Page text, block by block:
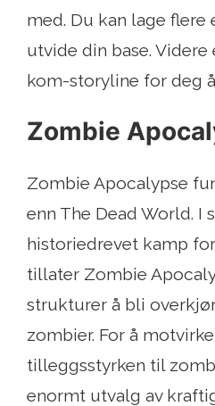
med. Du kan lage flere
utvide din base.
kom-storyline for deg
Zombie
Zombie Apocalypse
enn The Dead World. I
historiedrevet kamp
tillater Zombie
strukturer å bli
zombier. For å
tilleggsstyrken til
enormt utvalg av